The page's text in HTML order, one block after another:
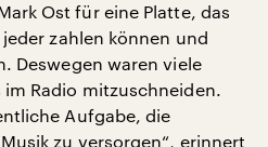
Ost für eine Platte, das
zahlen können und
Deswegen waren viele
Radio mitzuschneiden.
Aufgabe, die
zu versorgen“, erinnert